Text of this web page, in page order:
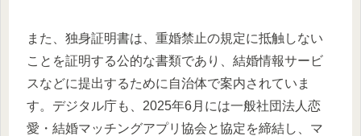
また、独身証明書は、重婚禁止の規定に抵触しない
ことを証明する公的な書類であり、結婚情報サービ
スなどに提出するために自治体で案内されていま
す。デジタル庁も、2025年6月には一般社団法人恋
愛・結婚マッチングアプリ協会と協定を締結し、マ